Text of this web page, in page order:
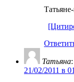
Татьяна:
21/02/2011 в